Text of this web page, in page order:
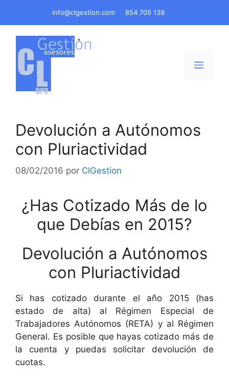
info@clgestion.com 854 705 139
Menú
Devolución a Autónomos
con Pluriactividad
08/02/2016 por ClGestion
¿Has Cotizado Más de lo
que Debías en 2015?
Devolución a Autónomos
con Pluriactividad
Si has cotizado durante el año 2015 (has
estado de alta) al Régimen Especial de
Trabajadores Autónomos (RETA) y al Régimen
General. Es posible que hayas cotizado más de
la cuenta y puedas solicitar devolución de
cuotas.